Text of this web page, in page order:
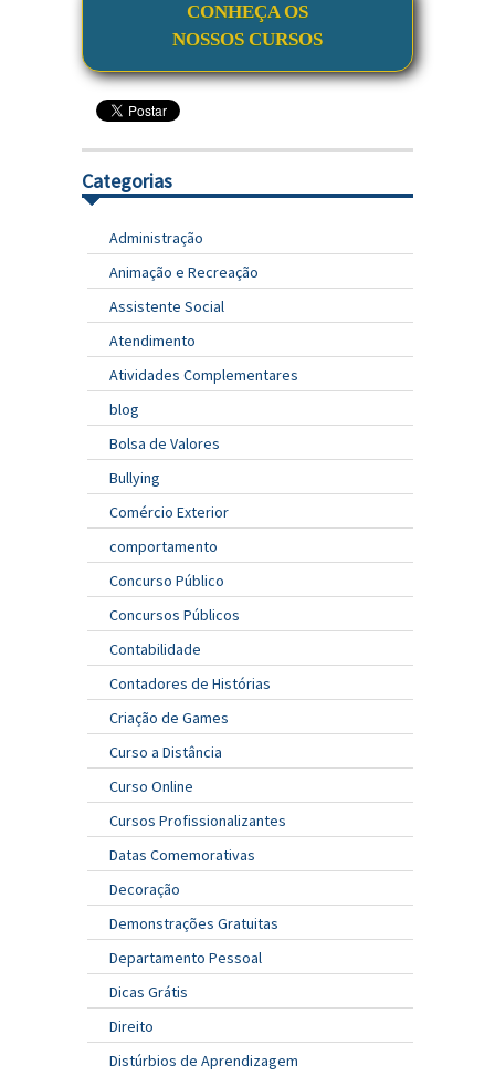
CONHEÇA OS
NOSSOS CURSOS
Categorias
Administração
Animação e Recreação
Assistente Social
Atendimento
Atividades Complementares
blog
Bolsa de Valores
Bullying
Comércio Exterior
comportamento
Concurso Público
Concursos Públicos
Contabilidade
Contadores de Histórias
Criação de Games
Curso a Distância
Curso Online
Cursos Profissionalizantes
Datas Comemorativas
Decoração
Demonstrações Gratuitas
Departamento Pessoal
Dicas Grátis
Direito
Distúrbios de Aprendizagem